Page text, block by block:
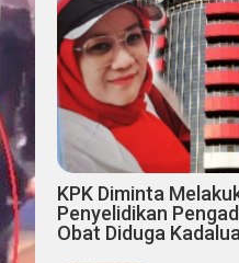
KPK Diminta
Penyelidikan
Obat Diduga